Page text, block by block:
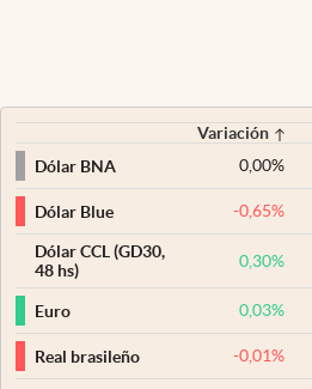
Variación
Dólar BNA
0,00%
Dólar Blue -0,65%
Dólar CCL (GD30,
48 hs)
0,30%
Euro 0,03%
Real brasileño -0,01%